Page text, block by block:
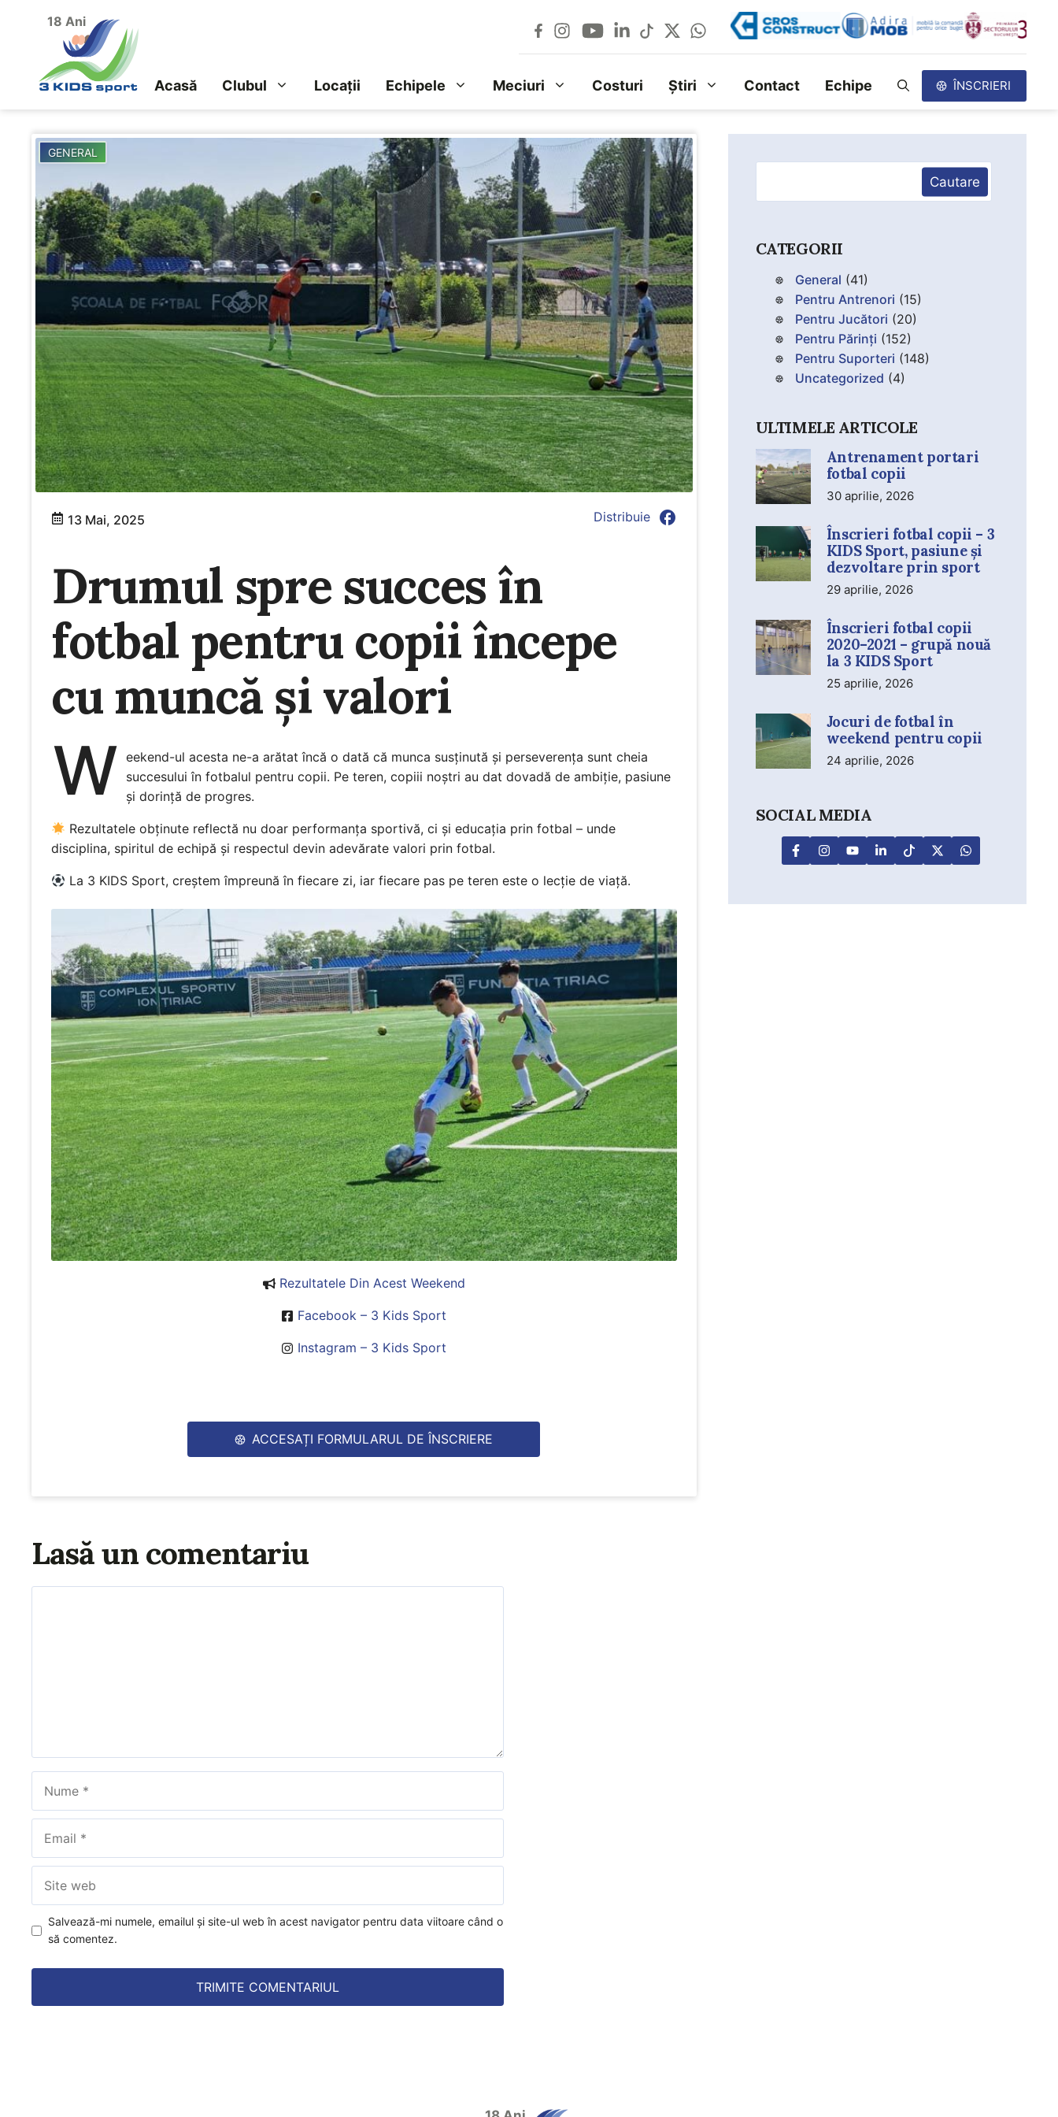
18 Ani
Acasă Clubul Locații Echipele Meciuri Costuri Știri Contact Echipe ÎNSCRIERI
GENERAL
13 Mai, 2025 Distribuie facebook
Drumul spre succes în
fotbal pentru copii începe
cu muncă și valori
W eekend-ul acesta ne-a arătat încă o dată că munca susținută și perseverența sunt cheia
succesului în fotbalul pentru copii. Pe teren, copiii noștri au dat dovadă de ambiție, pasiune
și dorință de progres.
Rezultatele obținute reflectă nu doar performanța sportivă, ci și educația prin fotbal – unde
disciplina, spiritul de echipă și respectul devin adevărate valori prin fotbal.
La 3 KIDS Sport, creștem împreună în fiecare zi, iar fiecare pas pe teren este o lecție de viață.
Rezultatele Din Acest Weekend
Facebook – 3 Kids Sport
Instagram – 3 Kids Sport
ACCESAȚI FORMULARUL DE ÎNSCRIERE
Lasă un comentariu
web
Salvează-mi numele, emailul și site-ul web în acest navigator pentru data viitoare când o
să comentez.
Cautare
CATEGORII
General (41)
Pentru Antrenori (15)
Pentru Jucători (20)
Pentru Părinți (152)
Pentru Suporteri (148)
Uncategorized (4)
ULTIMELE ARTICOLE
Antrenament portari
fotbal copii
30 aprilie, 2026
Înscrieri fotbal copii – 3
KIDS Sport, pasiune și
dezvoltare prin sport
29 aprilie, 2026
Înscrieri fotbal copii
2020–2021 – grupă nouă
la 3 KIDS Sport
25 aprilie, 2026
Jocuri de fotbal în
weekend pentru copii
24 aprilie, 2026
SOCIAL MEDIA